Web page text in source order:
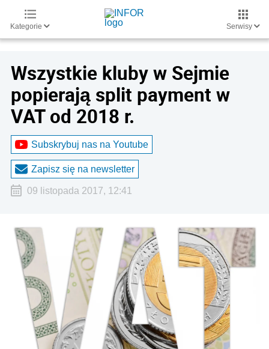
Kategorie Serwisy
Wszystkie kluby w Sejmie
popierają split payment w
VAT od 2018 r.
Subskrybuj nas na Youtube
Zapisz się na newsletter
09 listopada 2017, 12:41